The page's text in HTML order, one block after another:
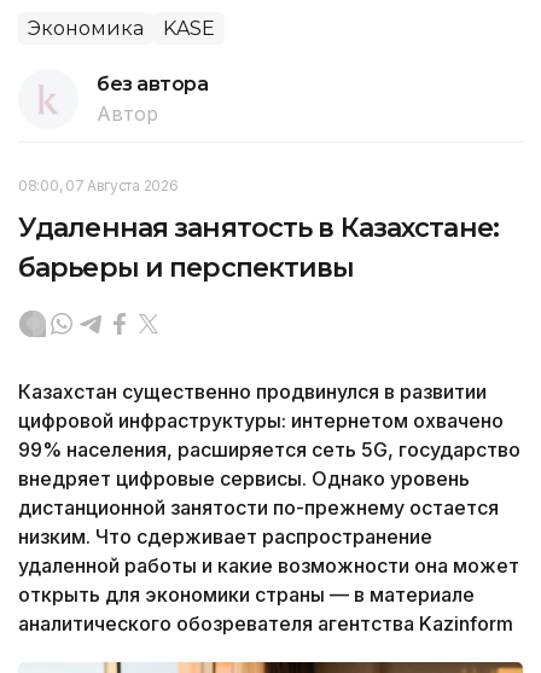
Экономика KASE
без автора
Автор
08:00, 07 Августа 2026
Удаленная занятость в Казахстане:
барьеры и перспективы
Казахстан существенно продвинулся в развитии
цифровой инфраструктуры: интернетом охвачено
99% населения, расширяется сеть 5G, государство
внедряет цифровые сервисы. Однако уровень
дистанционной занятости по-прежнему остается
низким. Что сдерживает распространение
удаленной работы и какие возможности она может
открыть для экономики страны — в материале
аналитического обозревателя агентства Kazinform